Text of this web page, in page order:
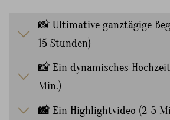
📸 Ultimative ganztägige
15 Stunden)
📸 Ein dynamisches
Min.)
📸Ein Highlightvideo (2-5